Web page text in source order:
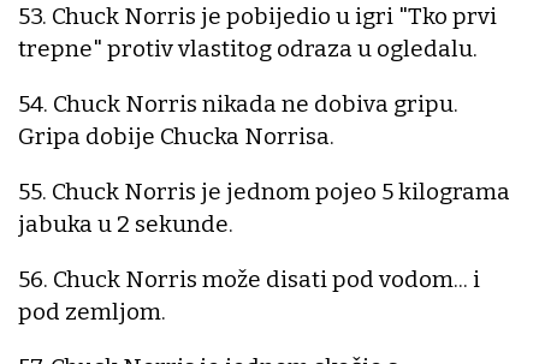
53. Chuck Norris je pobijedio u igri "Tko prvi
trepne" protiv vlastitog odraza u ogledalu.
54. Chuck Norris nikada ne dobiva gripu.
Gripa dobije Chucka Norrisa.
55. Chuck Norris je jednom pojeo 5 kilograma
jabuka u 2 sekunde.
56. Chuck Norris može disati pod vodom... i
pod zemljom.